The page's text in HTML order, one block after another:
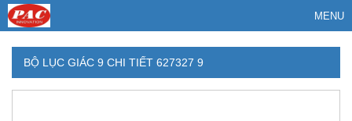
MENU
BỘ LỤC GIÁC 9 CHI TIẾT 627327 9